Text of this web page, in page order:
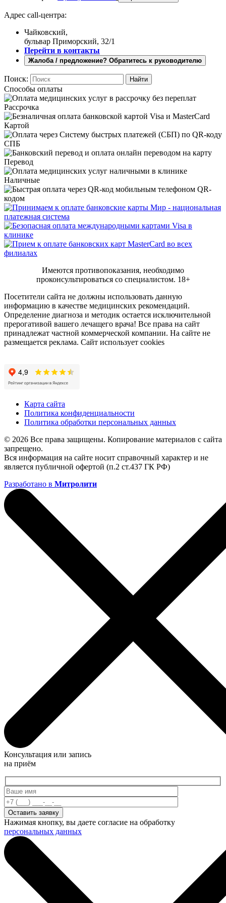
Адрес call-центра:
Чайковский,
бульвар Приморский, 32/1
Перейти в контакты
Жалоба / предложение? Обратитесь к руководителю
Поиск:
Способы оплаты
Рассрочка
Картой
СПБ
Перевод
Наличные
QR-
кодом
Имеются противопоказания, необходимо
проконсультироваться со специалистом. 18+
Посетители сайта не должны использовать данную
информацию в качестве медицинских рекомендаций.
Определение диагноза и методик остается исключительной
прерогативой вашего лечащего врача! Все права на сайт
принадлежат частной коммерческой компании. На сайте не
размещается реклама. Сайт использует cookies
Карта сайта
Политика конфиденциальности
Политика обработки персональных данных
© 2026 Все права защищены. Копирование материалов с сайта
запрещено.
Вся информация на сайте носит справочный характер и не
является публичной офертой (п.2 ст.437 ГК РФ)
Разработано в Митролити
Консультация или запись
на приём
Нажимая кнопку, вы даете согласие на обработку
персональных данных